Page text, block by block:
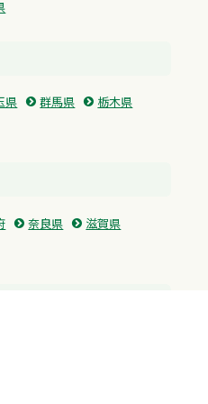
県 群馬県
栃木県
奈良県
滋賀県